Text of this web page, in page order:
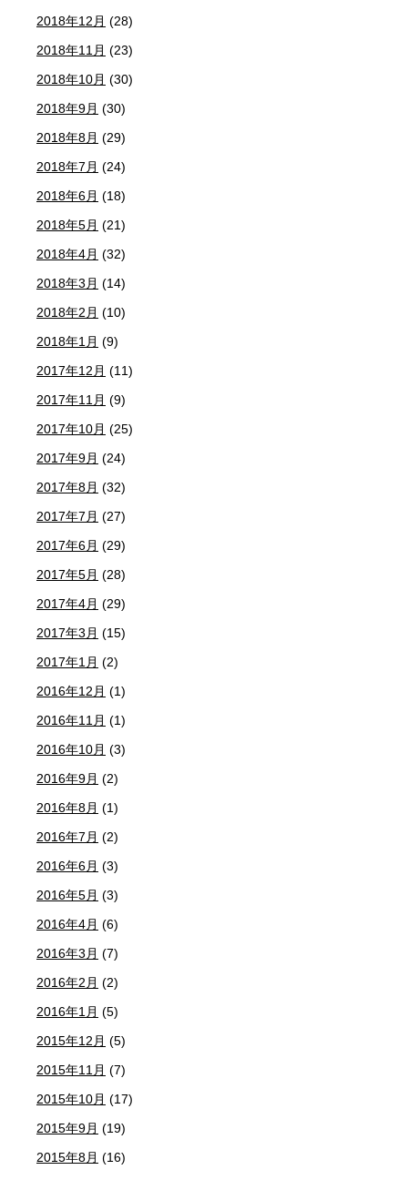
2018年12月 (28)
2018年11月 (23)
2018年10月 (30)
2018年9月 (30)
2018年8月 (29)
2018年7月 (24)
2018年6月 (18)
2018年5月 (21)
2018年4月 (32)
2018年3月 (14)
2018年2月 (10)
2018年1月 (9)
2017年12月 (11)
2017年11月 (9)
2017年10月 (25)
2017年9月 (24)
2017年8月 (32)
2017年7月 (27)
2017年6月 (29)
2017年5月 (28)
2017年4月 (29)
2017年3月 (15)
2017年1月 (2)
2016年12月 (1)
2016年11月 (1)
2016年10月 (3)
2016年9月 (2)
2016年8月 (1)
2016年7月 (2)
2016年6月 (3)
2016年5月 (3)
2016年4月 (6)
2016年3月 (7)
2016年2月 (2)
2016年1月 (5)
2015年12月 (5)
2015年11月 (7)
2015年10月 (17)
2015年9月 (19)
2015年8月 (16)